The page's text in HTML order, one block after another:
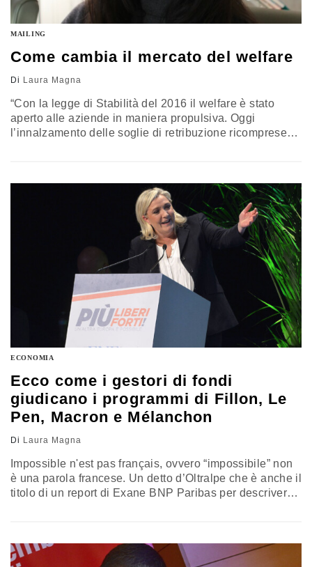
MAILING
Come cambia il mercato del welfare
Di Laura Magna
“Con la legge di Stabilità del 2016 il welfare è stato
aperto alle aziende in maniera propulsiva. Oggi
l’innalzamento delle soglie di retribuzione ricomprese
Company, controllata di QUI! Group, che è leader
nazionale nei settori del welfare aziendale…
ECONOMIA
Ecco come i gestori di fondi
giudicano i programmi di Fillon, Le
Pen, Macron e Mélanchon
Di Laura Magna
Impossible n'est pas français, ovvero “impossibile” non
è una parola francese. Un detto d’Oltralpe che è anche il
titolo di un report di Exane BNP Paribas per descrivere
sondaggi mostrano un quadro…